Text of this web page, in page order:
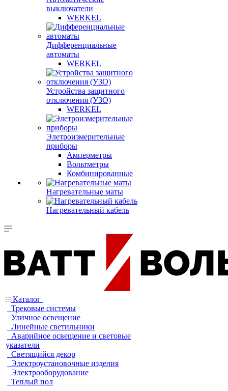
выключатели
WERKEL
Дифференциальные
автоматы
WERKEL
Устройства защитного
отключения (УЗО)
WERKEL
Элетроизмерительные
приборы
Амперметры
Вольтметры
Комбинированные
Нагревательные маты
Нагревательный кабель
Каталог
Трековые системы
Уличное освещение
Линейные светильники
Аварийное освещение и световые
указатели
Светящийся декор
Электроустановочные изделия
Электрооборудование
Теплый пол